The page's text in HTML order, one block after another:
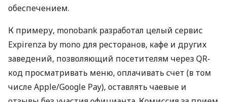
обеспечением.
К примеру, monobank разработал целый сервис
Expirenza by mono для ресторанов, кафе и других
заведений, позволяющий посетителям через QR-
код просматривать меню, оплачивать счет (в том
числе Apple/Google Pay), оставлять чаевые и